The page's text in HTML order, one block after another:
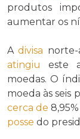
produtos
aumentar os
Adivisa
atingiu
este
moedas. O
moeda às seis
cerca de
posse do